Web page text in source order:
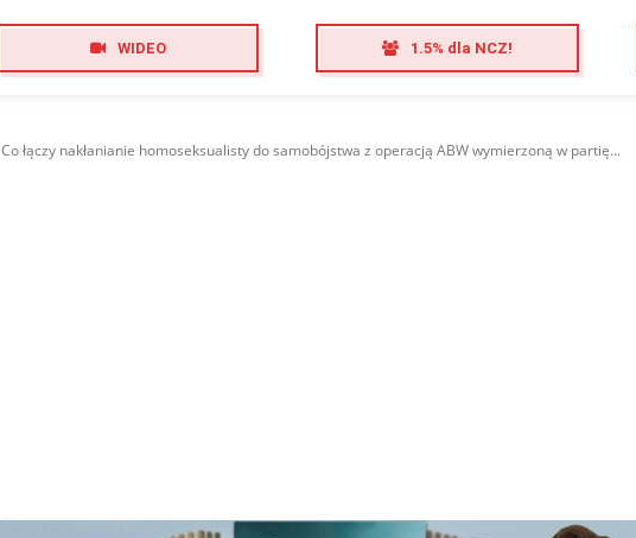
WIDEO 1.5% dla NCZ!
Co łączy nakłanianie homoseksualisty do samobójstwa z operacją ABW wymierzoną w partię...